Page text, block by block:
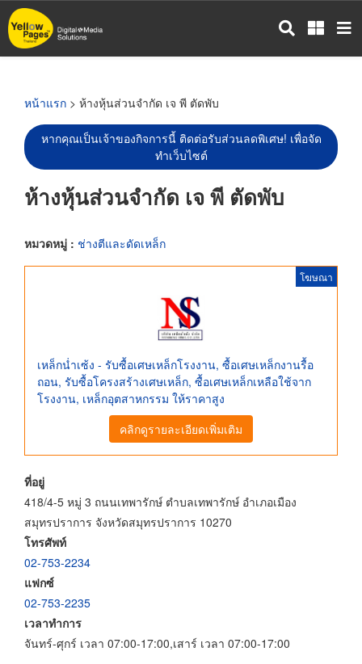
ข้าม
ไป
หน้าแรก > ห้างหุ้นส่วนจำกัด เจ พี ตัดพับ
หากคุณเป็นเจ้าของกิจการนี้ ติดต่อรับส่วนลดพิเศษ! เพื่อจัด
ทำเว็บไซต์
ห้างหุ้นส่วนจำกัด เจ พี ตัดพับ
หมวดหมู่ : ช่างตีและดัดเหล็ก
โฆษณา
เหล็กน่ำเซ้ง - รับซื้อเศษเหล็กโรงงาน, ซื้อเศษเหล็กงานรื้อ
ถอน, รับซื้อโครงสร้างเศษเหล็ก, ซื้อเศษเหล็กเหลือใช้จาก
โรงงาน, เหล็กอุตสาหกรรม ให้ราคาสูง
คลิกดูรายละเอียดเพิ่มเติม
ที่อยู่
418/4-5 หมู่ 3 ถนนเทพารักษ์ ตำบลเทพารักษ์ อำเภอเมือง
สมุทรปราการ จังหวัดสมุทรปราการ 10270
โทรศัพท์
02-753-2234
แฟกซ์
02-753-2235
เวลาทำการ
จันทร์-ศุกร์ เวลา 07:00-17:00,เสาร์ เวลา 07:00-17:00